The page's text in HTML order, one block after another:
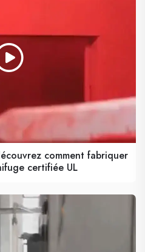
comment fabriquer
certifiée UL